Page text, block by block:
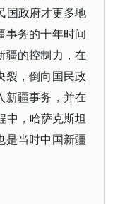
国政府才更多地
事务的十年时间
疆的控制力，在
裂，倒向国民政
新疆事务，并在
中，哈萨克斯坦
是当时中国新疆